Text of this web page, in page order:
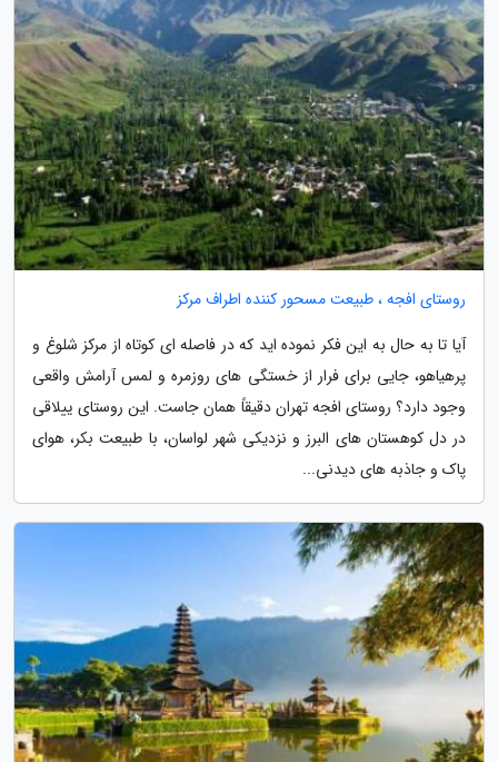
روستای افجه ، طبیعت مسحور کننده اطراف مرکز
آیا تا به حال به این فکر نموده اید که در فاصله ای کوتاه از مرکز شلوغ و
پرهیاهو، جایی برای فرار از خستگی های روزمره و لمس آرامش واقعی
وجود دارد؟ روستای افجه تهران دقیقاً همان جاست. این روستای ییلاقی
در دل کوهستان های البرز و نزدیکی شهر لواسان، با طبیعت بکر، هوای
پاک و جاذبه های دیدنی...